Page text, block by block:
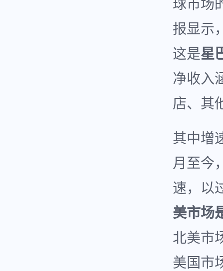
球市场
报显示
这是星
净收入
店、其
其中增
月至今
速，以
美市场
北美市
美国市